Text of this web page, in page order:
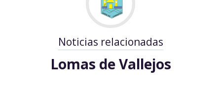
Noticias relacionadas
Lomas de Vallejos